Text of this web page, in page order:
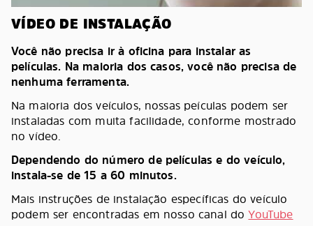
VÍDEO DE INSTALAÇÃO
Você não precisa ir à oficina para instalar as
películas. Na maioria dos casos, você não precisa de
nenhuma ferramenta.
Na maioria dos veículos, nossas peículas podem ser
instaladas com muita facilidade, conforme mostrado
no vídeo.
Dependendo do número de películas e do veículo,
instala-se de 15 a 60 minutos.
Mais instruções de instalação específicas do veículo
podem ser encontradas em nosso canal doYouTube